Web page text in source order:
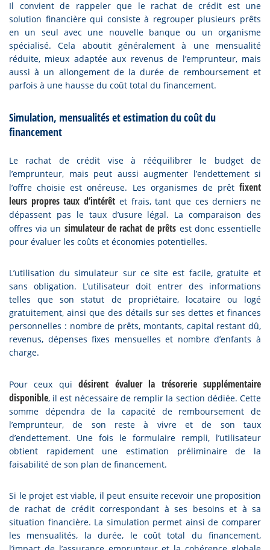
Il convient de rappeler que le rachat de crédit est une
solution financière qui consiste à regrouper plusieurs prêts
en un seul avec une nouvelle banque ou un organisme
spécialisé. Cela aboutit généralement à une mensualité
réduite, mieux adaptée aux revenus de l’emprunteur, mais
aussi à un allongement de la durée de remboursement et
parfois à une hausse du coût total du financement.
Simulation, mensualités et estimation du coût du
financement
Le rachat de crédit vise à rééquilibrer le budget de
l’emprunteur, mais peut aussi augmenter l’endettement si
l’offre choisie est onéreuse. Les organismes de prêt fixent
leurs propres taux d’intérêt et frais, tant que ces derniers ne
dépassent pas le taux d’usure légal. La comparaison des
offres via un simulateur de rachat de prêts est donc essentielle
pour évaluer les coûts et économies potentielles.
L’utilisation du simulateur sur ce site est facile, gratuite et
sans obligation. L’utilisateur doit entrer des informations
telles que son statut de propriétaire, locataire ou logé
gratuitement, ainsi que des détails sur ses dettes et finances
personnelles : nombre de prêts, montants, capital restant dû,
revenus, dépenses fixes mensuelles et nombre d’enfants à
charge.
Pour ceux quidésirent évaluer la trésorerie supplémentaire
disponible, il est nécessaire de remplir la section dédiée. Cette
somme dépendra de la capacité de remboursement de
l’emprunteur, de son reste à vivre et de son taux
d’endettement. Une fois le formulaire rempli, l’utilisateur
obtient rapidement une estimation préliminaire de la
faisabilité de son plan de financement.
Si le projet est viable, il peut ensuite recevoir une proposition
de rachat de crédit correspondant à ses besoins et à sa
situation financière. La simulation permet ainsi de comparer
les mensualités, la durée, le coût total du financement,